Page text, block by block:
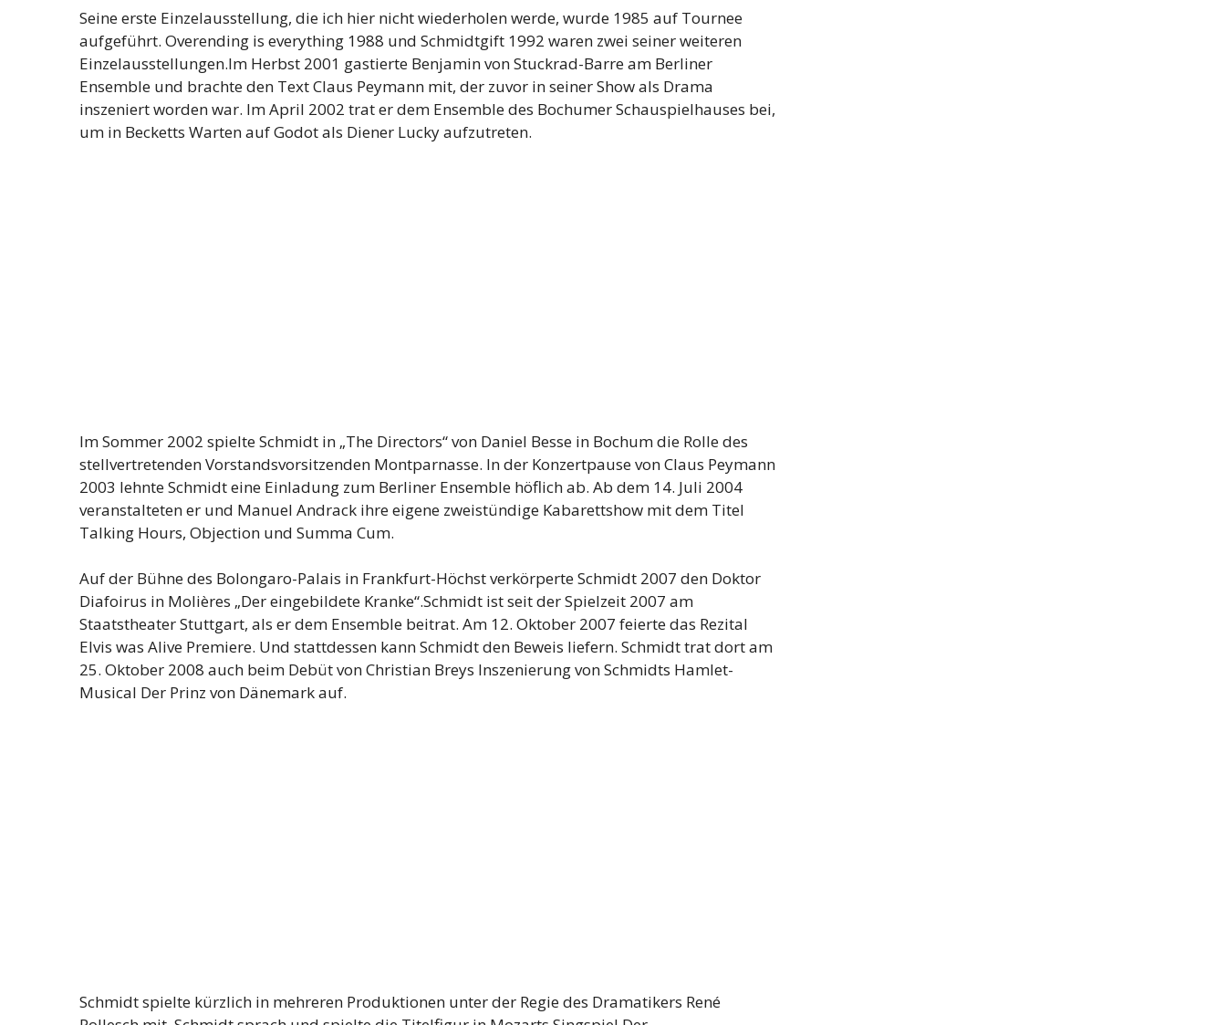
Seine erste Einzelausstellung, die ich hier nicht wiederholen werde, wurde 1985 auf Tournee
aufgeführt. Overending is everything 1988 und Schmidtgift 1992 waren zwei seiner weiteren
Einzelausstellungen.Im Herbst 2001 gastierte Benjamin von Stuckrad-Barre am Berliner
Ensemble und brachte den Text Claus Peymann mit, der zuvor in seiner Show als Drama
inszeniert worden war. Im April 2002 trat er dem Ensemble des Bochumer Schauspielhauses bei,
um in Becketts Warten auf Godot als Diener Lucky aufzutreten.
Im Sommer 2002 spielte Schmidt in „The Directors“ von Daniel Besse in Bochum die Rolle des
stellvertretenden Vorstandsvorsitzenden Montparnasse. In der Konzertpause von Claus Peymann
2003 lehnte Schmidt eine Einladung zum Berliner Ensemble höflich ab. Ab dem 14. Juli 2004
veranstalteten er und Manuel Andrack ihre eigene zweistündige Kabarettshow mit dem Titel
Talking Hours, Objection und Summa Cum.
Auf der Bühne des Bolongaro-Palais in Frankfurt-Höchst verkörperte Schmidt 2007 den Doktor
Diafoirus in Molières „Der eingebildete Kranke“.Schmidt ist seit der Spielzeit 2007 am
Staatstheater Stuttgart, als er dem Ensemble beitrat. Am 12. Oktober 2007 feierte das Rezital
Elvis was Alive Premiere. Und stattdessen kann Schmidt den Beweis liefern. Schmidt trat dort am
25. Oktober 2008 auch beim Debüt von Christian Breys Inszenierung von Schmidts Hamlet-
Musical Der Prinz von Dänemark auf.
Schmidt spielte kürzlich in mehreren Produktionen unter der Regie des Dramatikers René